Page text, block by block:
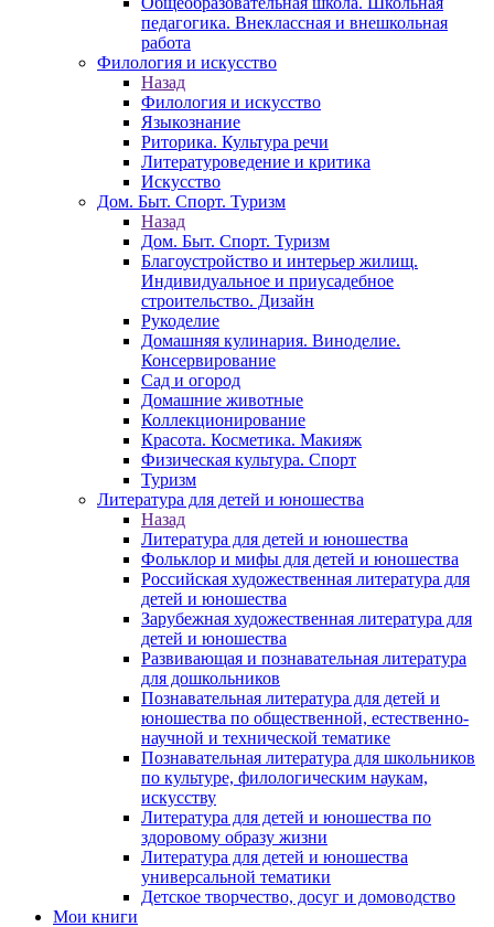
педагогика. Внеклассная и внешкольная
работа
Филология и искусство
Назад
Филология и искусство
Языкознание
Риторика. Культура речи
Литературоведение и критика
Искусство
Дом. Быт. Спорт. Туризм
Назад
Дом. Быт. Спорт. Туризм
Благоустройство и интерьер жилищ.
Индивидуальное и приусадебное
строительство. Дизайн
Рукоделие
Домашняя кулинария. Виноделие.
Консервирование
Сад и огород
Домашние животные
Коллекционирование
Красота. Косметика. Макияж
Физическая культура. Спорт
Туризм
Литература для детей и юношества
Назад
Литература для детей и юношества
Фольклор и мифы для детей и юношества
Российская художественная литература для
детей и юношества
Зарубежная художественная литература для
детей и юношества
Развивающая и познавательная литература
для дошкольников
Познавательная литература для детей и
юношества по общественной, естественно-
научной и технической тематике
Познавательная литература для школьников
по культуре, филологическим наукам,
искусству
Литература для детей и юношества по
здоровому образу жизни
Литература для детей и юношества
универсальной тематики
Детское творчество, досуг и домоводство
Мои книги